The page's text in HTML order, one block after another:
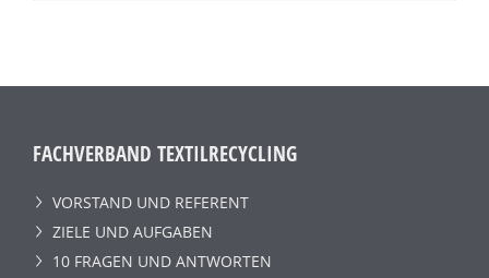
FACHVERBAND TEXTILRECYCLING
VORSTAND UND REFERENT
ZIELE UND AUFGABEN
10 FRAGEN UND ANTWORTEN